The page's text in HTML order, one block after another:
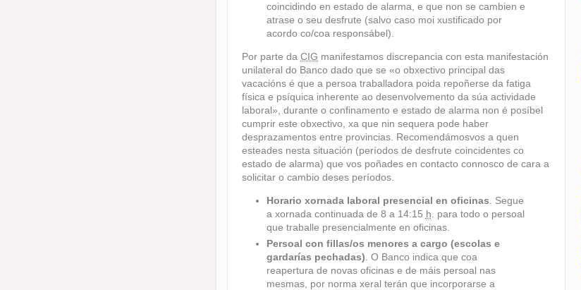
coincidindo en estado de alarma, e que non se cambien e
atrase o seu desfrute (salvo caso moi xustificado por
acordo co/coa responsábel).
Por parte da CIG manifestamos discrepancia con esta manifestación
unilateral do Banco dado que se «o obxectivo principal das
vacacións é que a persoa traballadora poida repoñerse da fatiga
física e psíquica inherente ao desenvolvemento da súa actividade
laboral», durante o confinamento e estado de alarma non é posíbel
cumprir este obxectivo, xa que nin sequera pode haber
desprazamentos entre provincias. Recomendámosvos a quen
esteades nesta situación (períodos de desfrute coincidentes co
estado de alarma) que vos poñades en contacto connosco de cara a
solicitar o cambio deses períodos.
Horario xornada laboral presencial en oficinas . Segue
a xornada continuada de 8 a 14:15 h . para todo o persoal
que traballe presencialmente en oficinas.
Persoal con fillas/os menores a cargo (escolas e
gardarías pechadas) . O Banco indica que coa
reapertura de novas oficinas e de máis persoal nas
mesmas, por norma xeral terán que incorporarse a